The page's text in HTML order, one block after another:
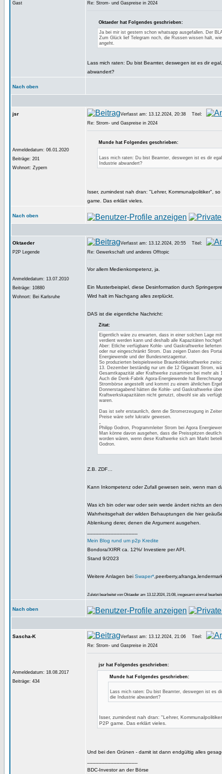
Gast
Re: Strom- und Gaspreise in 2024
Oktaeder hat Folgendes geschrieben:
Ja bei mir ist gestern schon whatsapp ausgefallen. Der
Zum Glück lief Telegram noch, die Russen wissen halt,
angeht.
Lass mich raten: Du bist Beamter, deswegen ist es dir
abwandert?
Nach oben
jsr
Anmeldedatum: 06.01.2020
Beiträge: 201
Wohnort: Zypern
Verfasst am: 13.12.2024, 20:38
Titel:
Re: Strom- und Gaspreise in 2024
Munde hat Folgendes geschrieben:
Lass mich raten: Du bist Beamter, deswegen ist es dir
Industrie abwandert?
Isser, zumindest nah dran: "Lehrer, Kommunalpolitiker",
game. Das erklärt vieles.
Nach oben
Oktaeder
P2P Legende
Anmeldedatum: 13.07.2010
Beiträge: 10880
Wohnort: Bei Karlsruhe
Verfasst am: 13.12.2024, 20:55
Titel:
Re: Gewerkschaft und anderes Offtopic
Vor allem Medienkompetenz, ja.
Ein Musterbeispiel, diese Desinformation durch
Wird halt im Nachgang alles zerplückt.
DAS ist die eigentliche Nachricht:
Zitat:
Eigentlich wäre zu erwarten, dass in einer solchen Lage
verdient werden kann und deshalb alle Kapazitäten
Aber: Etliche verfügbare Kohle- und Gaskraftwerke
oder nur eingeschränkt Strom. Das zeigen Daten des
Energiewende und der Bundesnetzagentur.
So produzierten beispielsweise Braunkohlekraftwerke
13. Dezember beständig nur um die 12 Gigawatt Strom,
Gesamtkapazität aller Kraftwerke zusammen bei mehr als
Auch die Denk-Fabrik Agora-Energiewende hat
Strombörse angestellt und kommt zu einem ähnlichen
Donnerstagabend hätten die Kohle- und Gaskraftwerke
Kraftwerkskapazitäten nicht genutzt, obwohl sie als
waren.
Das ist sehr erstaunlich, denn die Stromerzeugung in
Preise wäre sehr lukrativ gewesen.
„
Philipp Godron, Programmleiter Strom bei Agora
Man könne davon ausgehen, dass die Preisspitzen
worden wären, wenn diese Kraftwerke sich am Markt
Godron.
Z.B. ZDF…
Kann Inkompetenz oder Zufall gewesen sein, wenn man
Was ich bin oder war oder sein werde ändert nichts an
Wahrheitsgehalt der wilden Behauptungen die hier
Ablenkung derer, denen die Argument ausgehen.
Mein Blog rund um p2p Kredite
Bondora/XIRR ca. 12%/ Investiere per API.
Stand 9/2023
Weitere Anlagen bei Swaper*
Zuletzt bearbeitet von Oktaeder am 13.12.2024, 21:08, insgesamt einmal
Nach oben
Sascha-K
Anmeldedatum: 18.08.2017
Beiträge: 434
Verfasst am: 13.12.2024, 21:06
Titel:
Re: Strom- und Gaspreise in 2024
jsr hat Folgendes geschrieben:
Munde hat Folgendes geschrieben:
Lass mich raten: Du bist Beamter, deswegen ist es
die Industrie abwandert?
Isser, zumindest nah dran: "Lehrer,
P2P game. Das erklärt vieles.
Und bei den Grünen - damit ist dann endgültig alles
BDC-Investor an der Börse